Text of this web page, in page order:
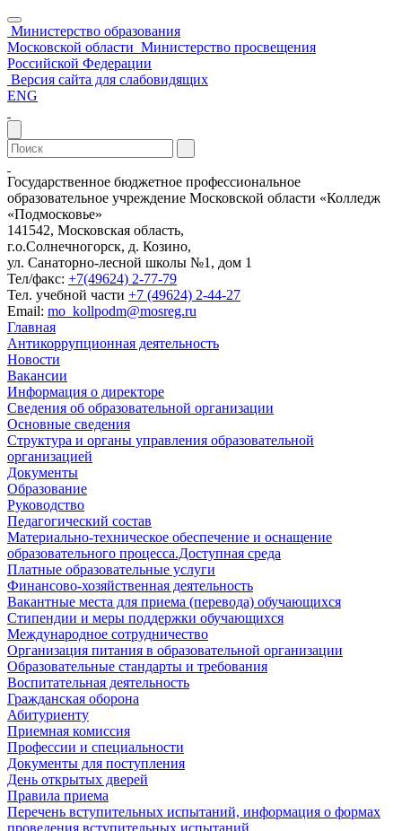
Министерство образования
Московской области Министерство просвещения
Российской Федерации
Версия сайта для слабовидящих
ENG
Государственное бюджетное профессиональное
образовательное учреждение Московской области «Колледж
«Подмосковье»
141542, Московская область,
г.о.Солнечногорск, д. Козино,
ул. Санаторно-лесной школы №1, дом 1
Тел/факс: +7(49624) 2-77-79
Тел. учебной части +7 (49624) 2-44-27
Email: mo_kollpodm@mosreg.ru
Главная
Антикоррупционная деятельность
Новости
Вакансии
Информация о директоре
Сведения об образовательной организации
Основные сведения
Структура и органы управления образовательной
организацией
Документы
Образование
Руководство
Педагогический состав
Материально-техническое обеспечение и оснащение
образовательного процесса.Доступная среда
Платные образовательные услуги
Финансово-хозяйственная деятельность
Вакантные места для приема (перевода) обучающихся
Стипендии и меры поддержки обучающихся
Международное сотрудничество
Организация питания в образовательной организации
Образовательные стандарты и требования
Воспитательная деятельность
Гражданская оборона
Абитуриенту
Приемная комиссия
Профессии и специальности
Документы для поступления
День открытых дверей
Правила приема
Перечень вступительных испытаний, информация о формах
проведения вступительных испытаний